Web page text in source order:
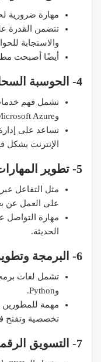
مهارة ضرورية
تتضمن القدرة
والاستجابة
أيضًا أصبحت
4- الحوسبة السحابية
وMicrosoft Azure.
تساعد على إدارة
الإنترنت بشكل
5- تطوير المهارات التقنية الناعمة
مثل التفاعل
على العمل عن
مهارة
الحديثة.
6- البرمجة وتطوير الويب
وPython.
مهمة للمطورين
تخصصية وتفتح
7- التسويق الرقمي